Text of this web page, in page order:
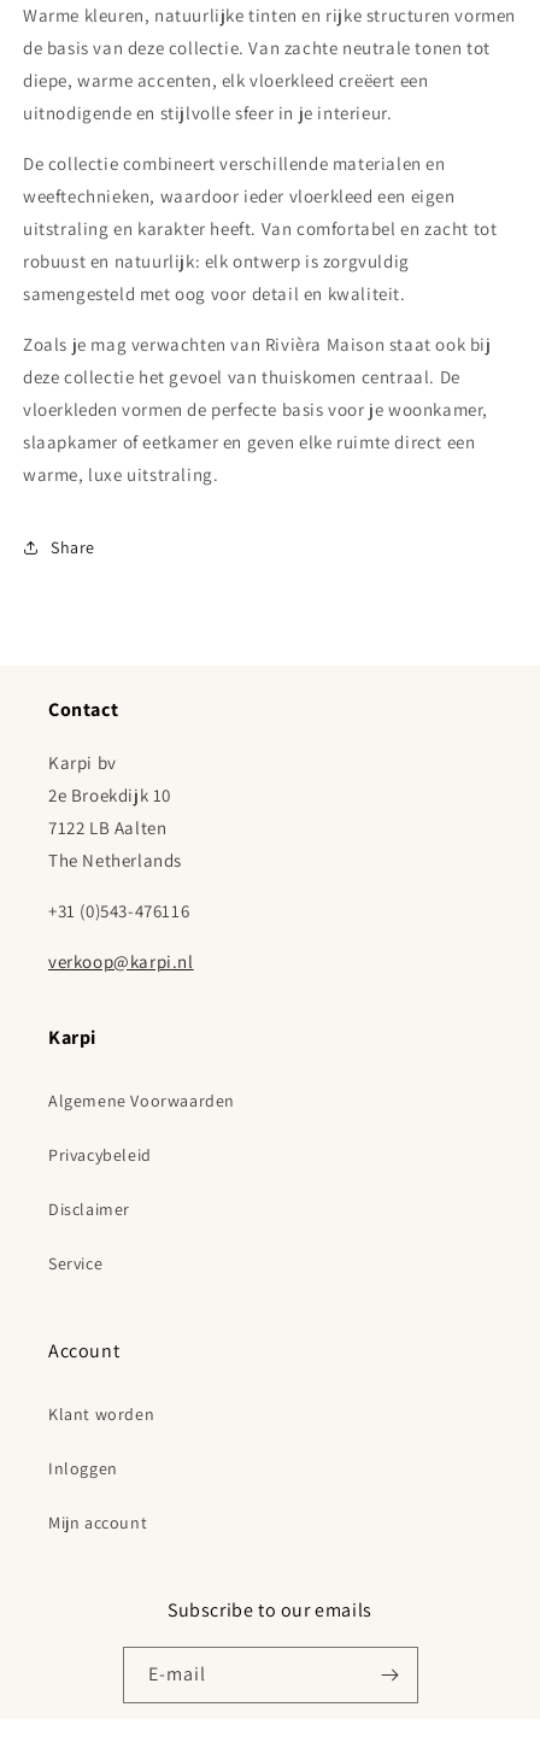
Warme kleuren, natuurlijke tinten en rijke structuren vormen
de basis van deze collectie. Van zachte neutrale tonen tot
diepe, warme accenten, elk vloerkleed creëert een
uitnodigende en stijlvolle sfeer in je interieur.
De collectie combineert verschillende materialen en
weeftechnieken, waardoor ieder vloerkleed een eigen
uitstraling en karakter heeft. Van comfortabel en zacht tot
robuust en natuurlijk: elk ontwerp is zorgvuldig
samengesteld met oog voor detail en kwaliteit.
Zoals je mag verwachten van Rivièra Maison staat ook bij
deze collectie het gevoel van thuiskomen centraal. De
vloerkleden vormen de perfecte basis voor je woonkamer,
slaapkamer of eetkamer en geven elke ruimte direct een
warme, luxe uitstraling.
Share
Contact
Karpi bv
2e Broekdijk 10
7122 LB Aalten
The Netherlands
+31 (0)543-476116
verkoop@karpi.nl
Karpi
Algemene Voorwaarden
Privacybeleid
Disclaimer
Service
Account
Klant worden
Inloggen
Mijn account
Subscribe to our emails
E‑mail